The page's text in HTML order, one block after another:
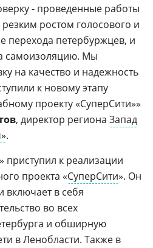
- проведенные работы
ростом голосового и
перехода петербуржцев, и
самоизоляцию. Мы
на качество и надежность
к новому этапу
проекту «СуперСити»»
, директор региона Запад
.
приступил к реализации
проекта «СуперСити». Он
включает в себя
во всех
и обширную
в Ленобласти. Также в